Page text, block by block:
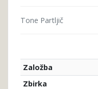
Tone Partljič
Založba
Zbirka